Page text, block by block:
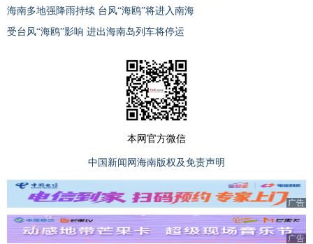
海南多地强降雨持续 台风“海鸥”将进入南海
受台风“海鸥”影响 进出海南岛列车将停运
本网官方微信
中国新闻网海南版权及免责声明
广告
广告